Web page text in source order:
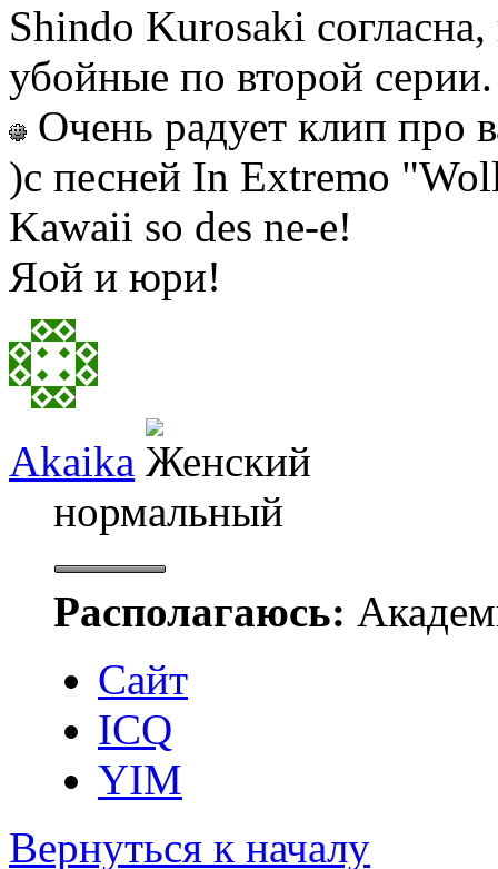
Shindo Kurosaki
убойные по второй серии.
Очень радует клип про
)с песней In Extremo
Kawaii so des ne-e!
Яой и юри!
Akaika
нормальный
Располагаюсь:
Сайт
ICQ
YIM
Вернуться к началу